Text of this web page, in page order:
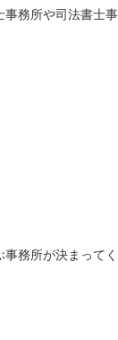
務所や司法書士
務所が決まってく